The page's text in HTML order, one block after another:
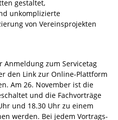
gestaltet,
unkomplizierte
von Vereinsprojekten
Anmeldung zum Servicetag
den Link zur Online-Plattform
Am 26. November ist die
und die Fachvorträge
und 18.30 Uhr zu einem
werden. Bei jedem Vortrags-